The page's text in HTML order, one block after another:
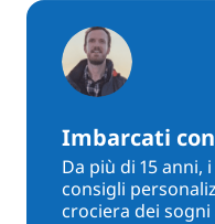
Imbarcati
Da più di 15
consigli
crociera dei